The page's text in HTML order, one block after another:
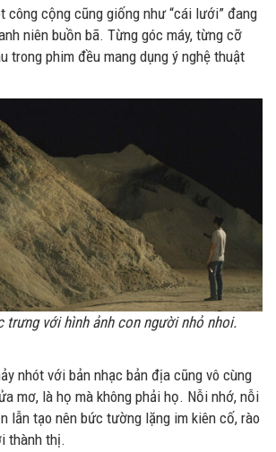
công cộng cũng giống như “cái lưới” đang
niên buồn bã. Từng góc máy, từng cỡ
trong phim đều mang dụng ý nghệ thuật
trưng với hình ảnh con người nhỏ nhoi.
nhót với bản nhạc bản địa cũng vô cùng
mơ, là họ mà không phải họ. Nỗi nhớ, nỗi
lẫn tạo nên bức tường lặng im kiên cố, rào
thành thị.